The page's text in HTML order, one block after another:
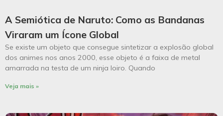
A Semiótica de Naruto: Como as Bandanas
Viraram um Ícone Global
Se existe um objeto que consegue sintetizar a explosão global
dos animes nos anos 2000, esse objeto é a faixa de metal
amarrada na testa de um ninja loiro. Quando
Veja mais »